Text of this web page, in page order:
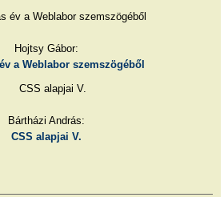
Hojtsy Gábor:
a Weblabor szemszögéből
Bártházi András:
CSS alapjai V.